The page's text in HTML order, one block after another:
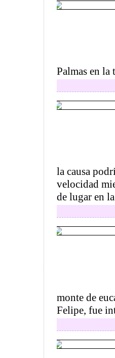
Palmas en
la causa
velocidad
de lugar en
monte de
Felipe, fue